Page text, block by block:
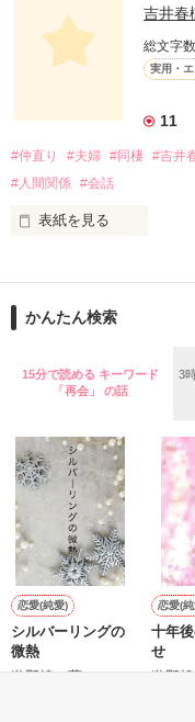
にて、山川恵里佳さん
紹介する人気コーナー。
毎週番組への問い合わ
この話題のレシピを山
いつもの一品として気
簡単便利なアイデアが満
ご主人・おさるさんの感
参考にもぜひどうぞ！
吉井春
総文字
実用・
11
#仲直り #夫婦 #同棲 #吉井
#人間関係 #会話
表紙を見る
コピーライターとして
の女性読者の共感を呼
この作品は吉井さん直
「ありがとう」「すき
ぶ」「よくできました
しのメッセージを伝え
ともに、その言葉を用
も促してくれる、「気
かんたん検索
15分で読める キーワード
「再会」 の話
3
恋愛(純愛)
シルバーリングの
微熱
遊野煌／著
恋愛(
十年
せ
遊野